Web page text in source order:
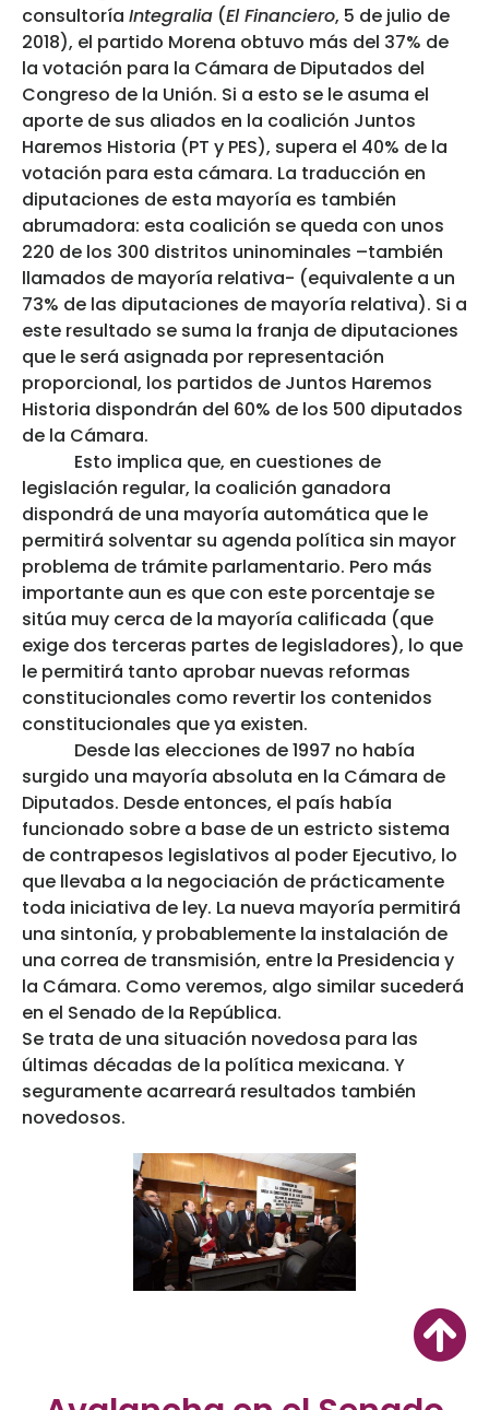
consultoría Integralia (El Financiero, 5 de julio de
2018), el partido Morena obtuvo más del 37% de
la votación para la Cámara de Diputados del
Congreso de la Unión. Si a esto se le asuma el
aporte de sus aliados en la coalición Juntos
Haremos Historia (PT y PES), supera el 40% de la
votación para esta cámara. La traducción en
diputaciones de esta mayoría es también
abrumadora: esta coalición se queda con unos
220 de los 300 distritos uninominales –también
llamados de mayoría relativa- (equivalente a un
73% de las diputaciones de mayoría relativa). Si a
este resultado se suma la franja de diputaciones
que le será asignada por representación
proporcional, los partidos de Juntos Haremos
Historia dispondrán del 60% de los 500 diputados
de la Cámara.
Esto implica que, en cuestiones de
legislación regular, la coalición ganadora
dispondrá de una mayoría automática que le
permitirá solventar su agenda política sin mayor
problema de trámite parlamentario. Pero más
importante aun es que con este porcentaje se
sitúa muy cerca de la mayoría calificada (que
exige dos terceras partes de legisladores), lo que
le permitirá tanto aprobar nuevas reformas
constitucionales como revertir los contenidos
constitucionales que ya existen.
Desde las elecciones de 1997 no había
surgido una mayoría absoluta en la Cámara de
Diputados. Desde entonces, el país había
funcionado sobre a base de un estricto sistema
de contrapesos legislativos al poder Ejecutivo, lo
que llevaba a la negociación de prácticamente
toda iniciativa de ley. La nueva mayoría permitirá
una sintonía, y probablemente la instalación de
una correa de transmisión, entre la Presidencia y
la Cámara. Como veremos, algo similar sucederá
en el Senado de la República.
Se trata de una situación novedosa para las
últimas décadas de la política mexicana. Y
seguramente acarreará resultados también
novedosos.